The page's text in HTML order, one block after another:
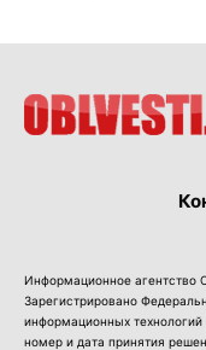
Информационное агентство
Зарегистрировано
информационных
номер и дата принятия